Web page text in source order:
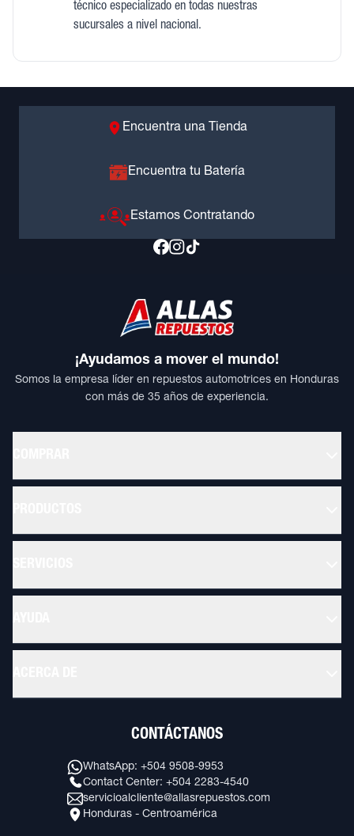
técnico especializado en todas nuestras
sucursales a nivel nacional.
Encuentra una Tienda
Encuentra tu Batería
Estamos Contratando
¡Ayudamos a mover el mundo!
Somos la empresa líder en repuestos automotrices en Honduras
con más de 35 años de experiencia.
CONTÁCTANOS
WhatsApp: +504 9508-9953
Contact Center: +504 2283-4540
servicioalcliente@allasrepuestos.com
Honduras - Centroamérica